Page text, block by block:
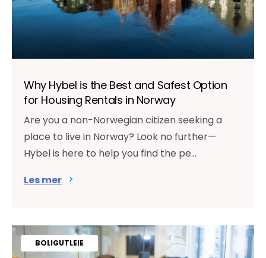
Why Hybel is the Best and Safest Option
for Housing Rentals in Norway
Are you a non-Norwegian citizen seeking a
place to live in Norway? Look no further—
Hybel is here to help you find the pe...
Les mer
BOLIGUTLEIE